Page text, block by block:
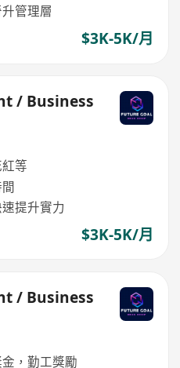
管理層
$3K-5K/月
/ Business
等
提升實力
$3K-5K/月
/ Business
，勤工獎勵